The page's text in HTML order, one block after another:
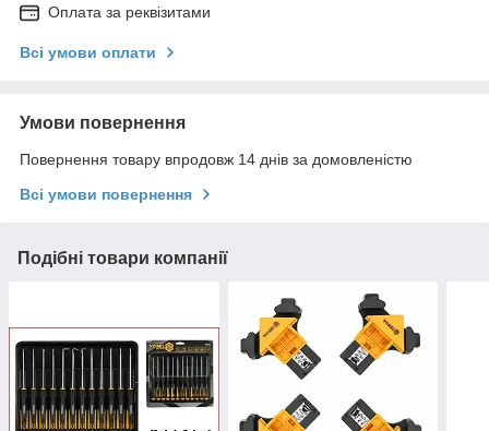
Оплата за реквізитами
Всі умови оплати
Умови повернення
Повернення товару впродовж 14 днів за домовленістю
Всі умови повернення
Подібні товари компанії